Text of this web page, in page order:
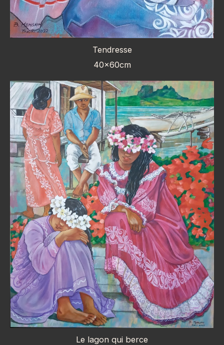
Tendresse
40x60cm
Le lagon qui berce